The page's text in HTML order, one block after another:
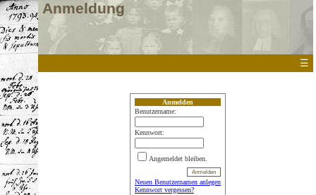
Anmeldung
☰
Anmelden
Benutzername:
Kennwort:
Angemeldet bleiben.
Neuen Benutzernamen anlegen
Kennwort vergessen?